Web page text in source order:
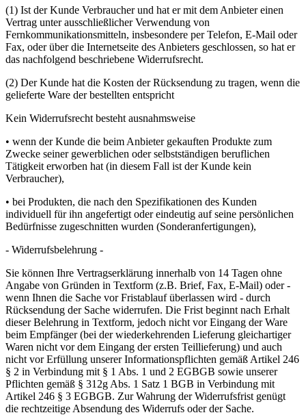
(1) Ist der Kunde Verbraucher und hat er mit dem Anbieter einen
Vertrag unter ausschließlicher Verwendung von
Fernkommunikationsmitteln, insbesondere per Telefon, E-Mail oder
Fax, oder über die Internetseite des Anbieters geschlossen, so hat er
das nachfolgend beschriebene Widerrufsrecht.
(2) Der Kunde hat die Kosten der Rücksendung zu tragen, wenn die
gelieferte Ware der bestellten entspricht
Kein Widerrufsrecht besteht ausnahmsweise
• wenn der Kunde die beim Anbieter gekauften Produkte zum
Zwecke seiner gewerblichen oder selbstständigen beruflichen
Tätigkeit erworben hat (in diesem Fall ist der Kunde kein
Verbraucher),
• bei Produkten, die nach den Spezifikationen des Kunden
individuell für ihn angefertigt oder eindeutig auf seine persönlichen
Bedürfnisse zugeschnitten wurden (Sonderanfertigungen),
- Widerrufsbelehrung -
Sie können Ihre Vertragserklärung innerhalb von 14 Tagen ohne
Angabe von Gründen in Textform (z.B. Brief, Fax, E-Mail) oder -
wenn Ihnen die Sache vor Fristablauf überlassen wird - durch
Rücksendung der Sache widerrufen. Die Frist beginnt nach Erhalt
dieser Belehrung in Textform, jedoch nicht vor Eingang der Ware
beim Empfänger (bei der wiederkehrenden Lieferung gleichartiger
Waren nicht vor dem Eingang der ersten Teillieferung) und auch
nicht vor Erfüllung unserer Informationspflichten gemäß Artikel 246
§ 2 in Verbindung mit § 1 Abs. 1 und 2 EGBGB sowie unserer
Pflichten gemäß § 312g Abs. 1 Satz 1 BGB in Verbindung mit
Artikel 246 § 3 EGBGB. Zur Wahrung der Widerrufsfrist genügt
die rechtzeitige Absendung des Widerrufs oder der Sache.